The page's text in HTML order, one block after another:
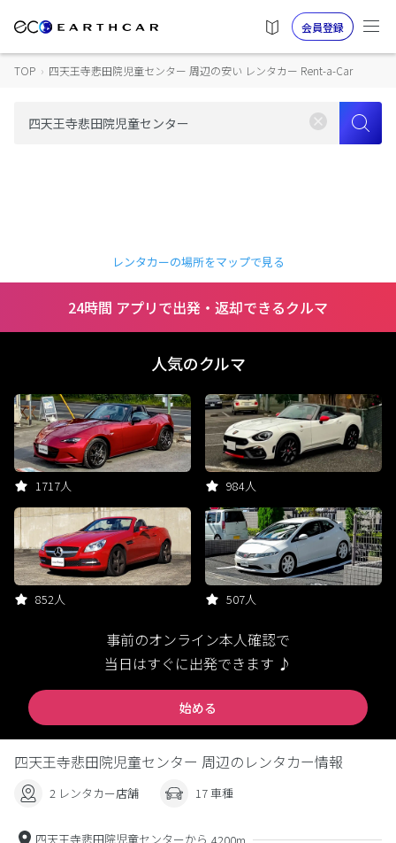
会員登録
TOP › 四天王寺悲田院児童センター 周辺の安い レンタカー Rent-a-Car
レンタカーの場所をマップで見る
24時間 アプリで出発・返却できるクルマ
人気のクルマ
1717人 984人
852人 507人
事前のオンライン本人確認で
当日はすぐに出発できます ♪
始める
四天王寺悲田院児童センター 周辺のレンタカー情報
2 レンタカー店舗 17 車種
四天王寺悲田院児童センターから 4200m